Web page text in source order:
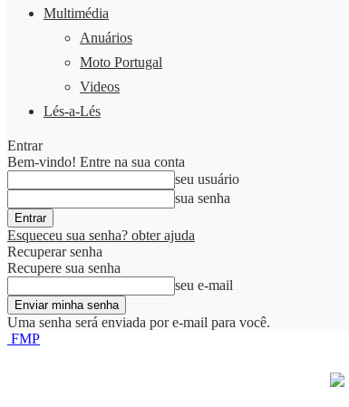
Multimédia
Anuários
Moto Portugal
Videos
Lés-a-Lés
Entrar
Bem-vindo! Entre na sua conta
seu usuário
sua senha
Esqueceu sua senha? obter ajuda
Recuperar senha
Recupere sua senha
seu e-mail
Uma senha será enviada por e-mail para você.
FMP